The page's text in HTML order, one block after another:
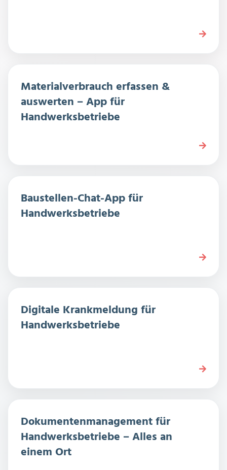
Materialverbrauch erfassen &
auswerten – App für
Handwerksbetriebe
Baustellen-Chat-App für
Handwerksbetriebe
Digitale Krankmeldung für
Handwerksbetriebe
Dokumentenmanagement für
Handwerksbetriebe – Alles an
einem Ort